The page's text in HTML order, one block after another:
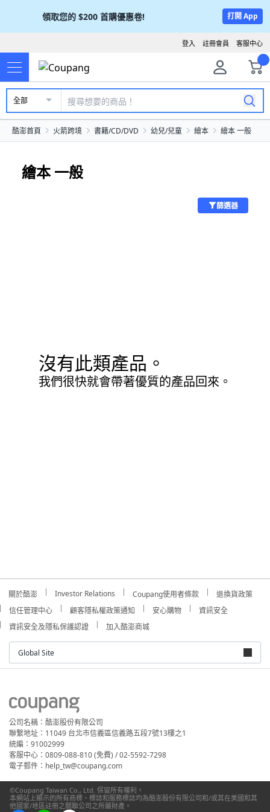
領取您的 $200 首購優惠卷! 打開 App
客服中心
註冊會員
登入
全部
酷澎首頁 火箭跨境 書籍/CD/DVD 幼兒/兒童 繪本 繪本 一般
繪本 一般
篩選器
沒有此類產品。
我們很快就會帶著優質的產品回來。
關於酷澎 Investor Relations Coupang使用者條款
退換貨政策
信任管理中心
顧客隱私權政策通知 安心購物
資訊安全
資訊安全及隱私保護認證
加入酷澎商城
Global Site
公司名稱：酷澎股份有限公司
聯繫地址：11049 台北市信義區信義路五段7號13樓之1
統編：91002999
客服中心：0809-088-810 (免費) / 02-5592-7298
電子郵件：help_tw@coupang.com
©Coupang Taiwan Co., Ltd. 保留所有權利。
本網站上顯示的所有商標、標誌和服務標誌均為酷澎股份有限公司和/或其在美國和其
他國家/地區註冊之關聯公司之所屬財產。